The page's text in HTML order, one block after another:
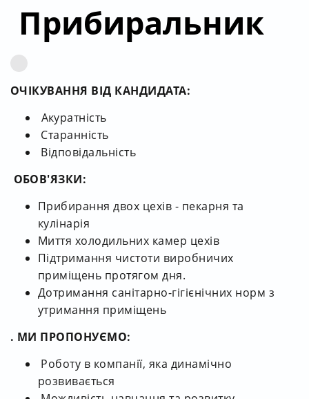
Прибиральник
ОЧІКУВАННЯ ВІД КАНДИДАТА:
Акуратність
Старанність
Відповідальність
ОБОВ'ЯЗКИ:
Прибирання двох цехів - пекарня та
кулінарія
Миття холодильних камер цехів
Підтримання чистоти виробничих
приміщень протягом дня.
Дотримання санітарно-гігієнічних норм з
утримання приміщень
. МИ ПРОПОНУЄМО:
Роботу в компанії, яка динамічно
розвивається